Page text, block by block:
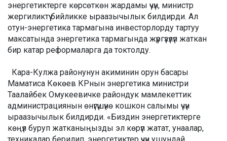
энергетиктерге көрсөткөн жардамы үчүн, министр
жергиликтүү бийликке ыраазычылык билдирди. Ал
отун-энергетика тармагына инвесторлорду тартуу
максатында энергетика тармагында жүргүзүлүп жаткан
бир катар реформаларга да токтолду.
Кара-Кулжа районунун акиминин орун басары
Маматиса Көкөев КРнын энергетика министри
Таалайбек Омукеевичке райондук мамлекеттик
администрациянын өнүгүшүнө кошкон салымы үчүн
ыраазычылык билдирди. «Биздин энергетиктерге
көңүл буруп жатканыңызды эл көрүп жатат, унаалар,